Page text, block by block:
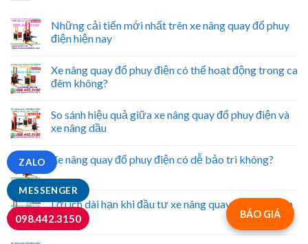
Những cải tiến mới nhất trên xe nâng quay đổ phuy
điện hiện nay
Xe nâng quay đổ phuy điện có thể hoạt động trong ca
đêm không?
So sánh hiệu quả giữa xe nâng quay đổ phuy điện và
xe nâng dầu
Xe nâng quay đổ phuy điện có dễ bảo trì không?
Lợi ích dài hạn khi đầu tư xe nâng quay đổ phuy điện
BÁO GIÁ
MESSENGER
ZALO
098.442.3150